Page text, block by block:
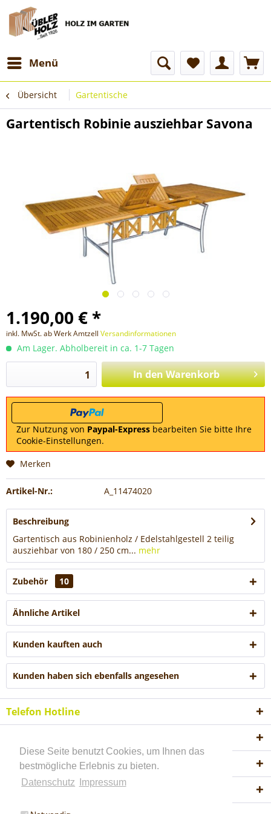
Diese Seite benutzt Cookies, um Ihnen das
bestmögliche Erlebnis zu bieten.
Datenschutz
Impressum
Menü
Übersicht Gartentische
Gartentisch Robinie ausziehbar Savona
1.190,00 € *
inkl. MwSt. ab Werk Amtzell Versandinformationen
Am Lager. Abholbereit in ca. 1-7 Tagen
In denWarenkorb
Zur Nutzung von Paypal-Express bearbeiten Sie bitte Ihre
Cookie-Einstellungen.
Merken
Artikel-Nr.: A_11474020
Beschreibung
Gartentisch aus Robinienholz / Edelstahlgestell 2 teilig
ausziehbar von 180 / 250 cm... mehr
Zubehör 10
Ähnliche Artikel
Kunden kauften auch
Kunden haben sich ebenfalls angesehen
Telefon Hotline
Informationen
Akzeptierte Zahlungsweisen